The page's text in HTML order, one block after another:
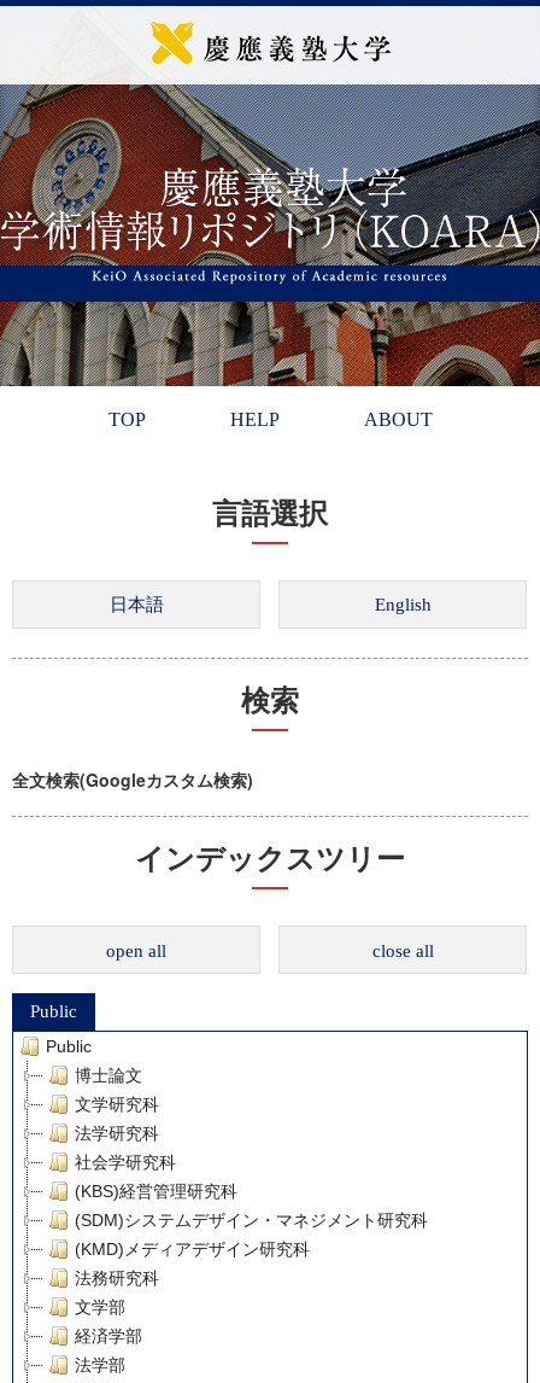
TOP HELP ABOUT
言語選択
検索
全文検索(Googleカスタム検索)
インデックスツリー
open all close all
Public
Public
博士論文
文学研究科
法学研究科
社会学研究科
(KBS)経営管理研究科
(SDM)システムデザイン・マネジメント研究科
(KMD)メディアデザイン研究科
法務研究科
文学部
経済学部
法学部